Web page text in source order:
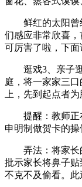
鲜红的太阳曾
们感应非常欣喜
可厉害了啦，下面
逛戏3、亲子逛
庭，将一家家三
上，先到起点者为
提醒：教师正
申明制做贺卡的操
弄法：将家长
批示家长将鼻子
不克不及偷看。此